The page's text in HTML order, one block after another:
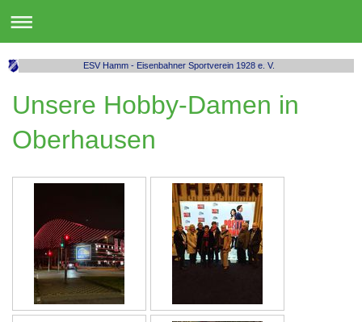
ESV Hamm - Eisenbahner Sportverein 1928 e. V.
Unsere Hobby-Damen in
Oberhausen